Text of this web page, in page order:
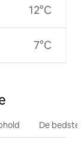
12°C
7°C
De